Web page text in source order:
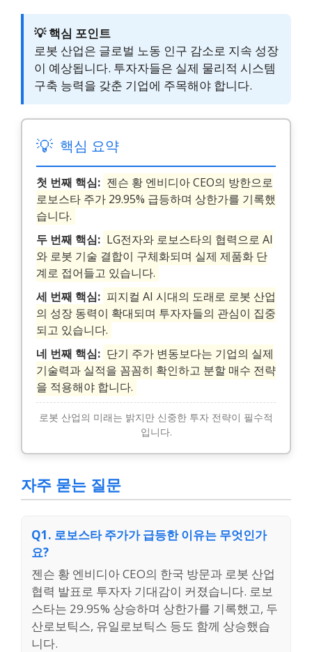
💡 핵심 포인트
로봇 산업은 글로벌 노동 인구 감소로 지속 성장
이 예상됩니다. 투자자들은 실제 물리적 시스템
구축 능력을 갖춘 기업에 주목해야 합니다.
💡 핵심 요약
첫 번째 핵심: 젠슨 황 엔비디아 CEO의 방한으로
로보스타 주가 29.95% 급등하며 상한가를 기록했
습니다.
두 번째 핵심: LG전자와 로보스타의 협력으로 AI
와 로봇 기술 결합이 구체화되며 실제 제품화 단
계로 접어들고 있습니다.
세 번째 핵심: 피지컬 AI 시대의 도래로 로봇 산업
의 성장 동력이 확대되며 투자자들의 관심이 집중
되고 있습니다.
네 번째 핵심: 단기 주가 변동보다는 기업의 실제
기술력과 실적을 꼼꼼히 확인하고 분할 매수 전략
을 적용해야 합니다.
로봇 산업의 미래는 밝지만 신중한 투자 전략이 필수적
입니다.
자주 묻는 질문
Q1. 로보스타 주가가 급등한 이유는 무엇인가
요?
젠슨 황 엔비디아 CEO의 한국 방문과 로봇 산업
협력 발표로 투자자 기대감이 커졌습니다. 로보
스타는 29.95% 상승하며 상한가를 기록했고, 두
산로보틱스, 유일로보틱스 등도 함께 상승했습
니다.